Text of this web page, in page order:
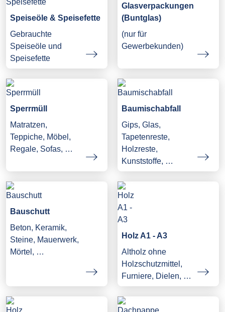
Speiseöle & Speisefette
Gebrauchte
Speiseöle und
Speisefette
Glasverpackungen
(Buntglas)
(nur für
Gewerbekunden)
Sperrmüll
Matratzen,
Teppiche, Möbel,
Regale, Sofas, …
Baumischabfall
Gips, Glas,
Tapetenreste,
Holzreste,
Kunststoffe, …
Bauschutt
Beton, Keramik,
Steine, Mauerwerk,
Mörtel, …
Holz A1 - A3
Altholz ohne
Holzschutzmittel,
Furniere, Dielen, …